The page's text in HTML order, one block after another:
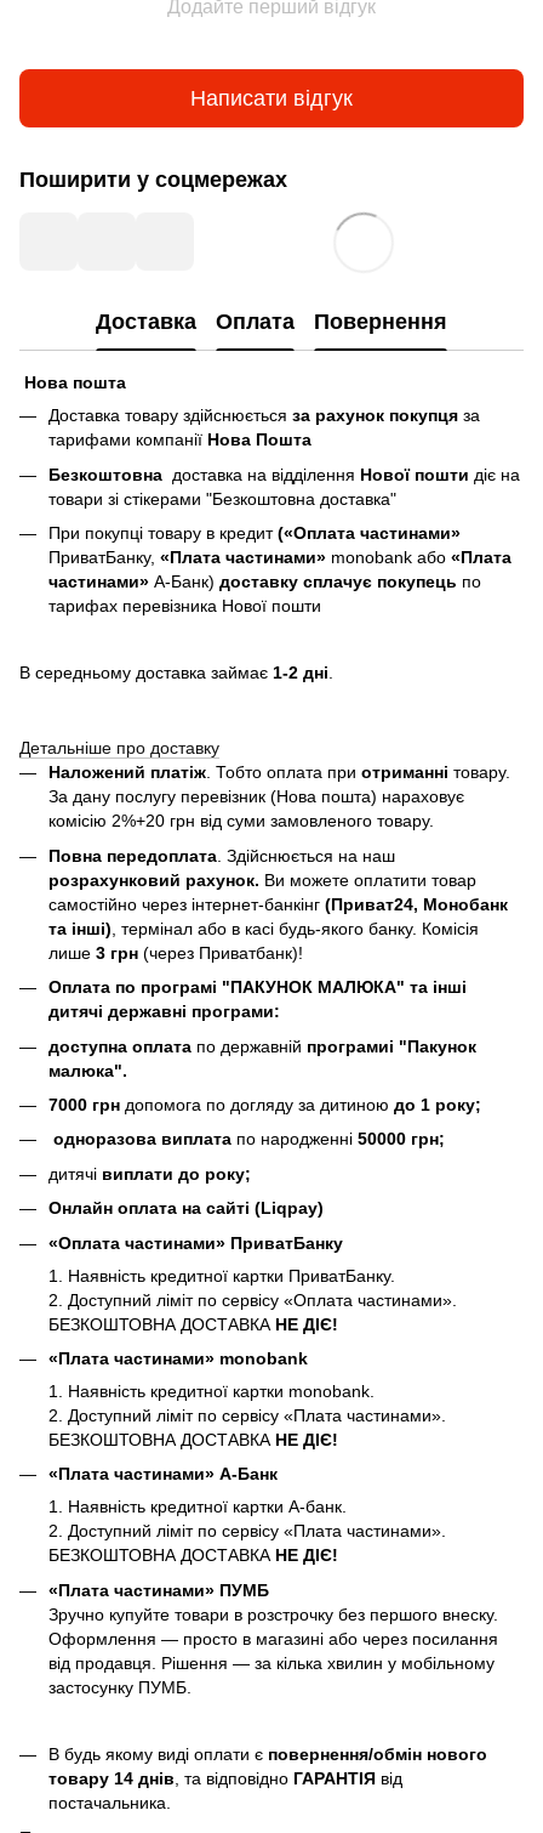
Додайте перший відгук
Написати відгук
Поширити у соцмережах
Доставка Оплата Повернення
Нова пошта
Доставка товару здійснюється за рахунок покупця за
тарифами компанії Нова Пошта
Безкоштовна доставка на відділення Нової пошти діє на
товари зі стікерами "Безкоштовна доставка"
При покупці товару в кредит(«Оплата частинами»
ПриватБанку, «Плата частинами» monobank або «Плата
частинами» А-Банк) доставку сплачує покупець по
тарифах перевізника Нової пошти
В середньому доставка займає 1-2 дні.
Детальніше про доставку
Наложений платіж. Тобто оплата при отриманні товару.
За дану послугу перевізник (Нова пошта) нараховує
комісію 2%+20 грн від суми замовленого товару.
Повна передоплата . Здійснюється на наш
розрахунковий рахунок. Ви можете оплатити товар
самостійно через інтернет-банкінг (Приват24, Монобанк
та інші) , термінал або в касі будь-якого банку. Комісія
лише 3 грн (через Приватбанк)!
Оплата по програмі "ПАКУНОК МАЛЮКА" та інші
дитячі державні програми:
доступна оплата по державній програмиі "Пакунок
малюка".
7000 грн допомога по догляду за дитиною до 1 року;
одноразова виплата по народженні 50000 грн;
дитячі виплати до року;
Онлайн оплата на сайті (Liqpay)
«Оплата частинами» ПриватБанку
1. Наявність кредитної картки ПриватБанку.
2. Доступний ліміт по сервісу «Оплата частинами».
БЕЗКОШТОВНА ДОСТАВКА НЕ ДІЄ!
«Плата частинами» monobank
1. Наявність кредитної картки monobank.
2. Доступний ліміт по сервісу «Плата частинами».
БЕЗКОШТОВНА ДОСТАВКА НЕ ДІЄ!
«Плата частинами» А-Банк
1. Наявність кредитної картки А-банк.
2. Доступний ліміт по сервісу «Плата частинами».
БЕЗКОШТОВНА ДОСТАВКА НЕ ДІЄ!
«Плата частинами» ПУМБ
Зручно купуйте товари в розстрочку без першого внеску.
Оформлення — просто в магазині або через посилання
від продавця. Рішення — за кілька хвилин у мобільному
застосунку ПУМБ.
В будь якому виді оплати є повернення/обмін нового
товару 14 днів , та відповідно ГАРАНТІЯ від
постачальника.